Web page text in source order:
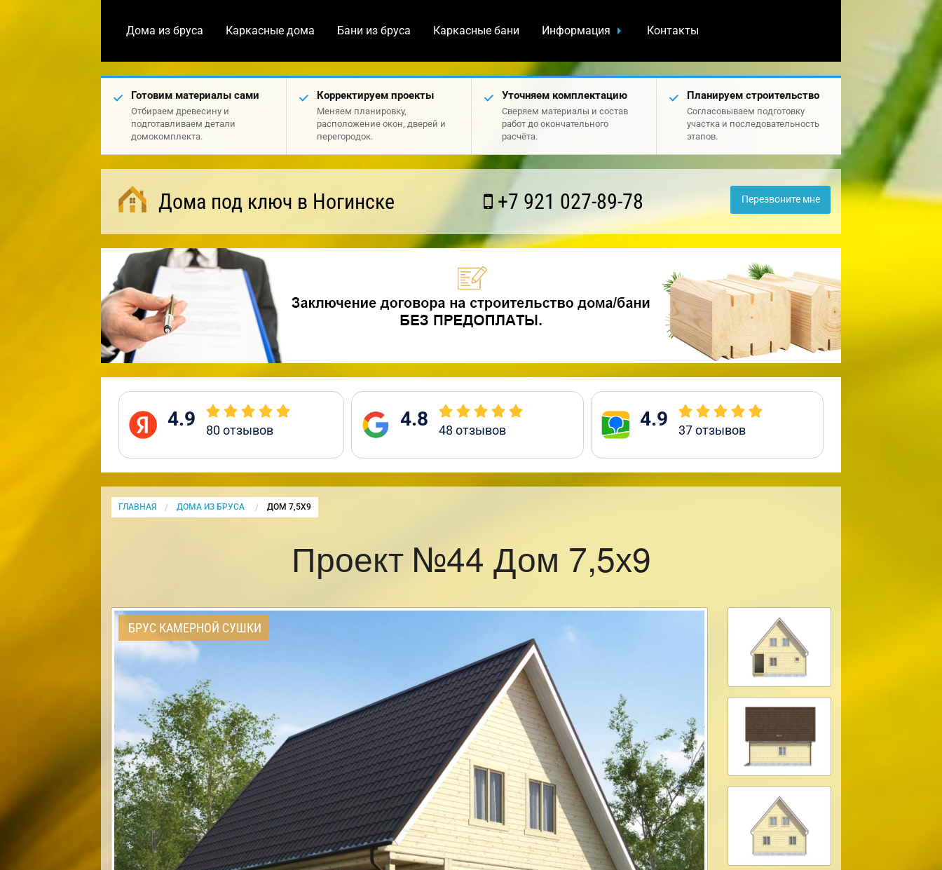
Дома из бруса Каркасные дома Бани из бруса Каркасные бани Информация Контакты
Готовим материалы сами
Отбираем древесину и
подготавливаем детали
домокомплекта.
Корректируем проекты
Меняем планировку,
расположение окон, дверей и
перегородок.
Уточняем комплектацию
Сверяем материалы и состав
работ до окончательного
расчёта.
Планируем строительство
Согласовываем подготовку
участка и последовательность
этапов.
Дома под ключ в Ногинске +7 921 027-89-78 Перезвоните мне
4.9 80отзывов 4.8 48 отзывов 4.9 37отзывов
ГЛАВНАЯ ДОМА ИЗ БРУСА CURRENT:
ДОМ 7,5Х9
Проект №44 Дом 7,5х9
БРУС КАМЕРНОЙ СУШКИ